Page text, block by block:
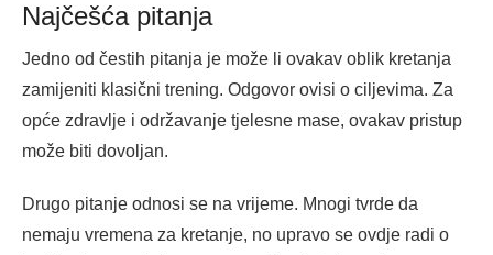
Najčešća pitanja
Jedno od čestih pitanja je može li ovakav oblik kretanja
zamijeniti klasični trening. Odgovor ovisi o ciljevima. Za
opće zdravlje i održavanje tjelesne mase, ovakav pristup
može biti dovoljan.
Drugo pitanje odnosi se na vrijeme. Mnogi tvrde da
nemaju vremena za kretanje, no upravo se ovdje radi o